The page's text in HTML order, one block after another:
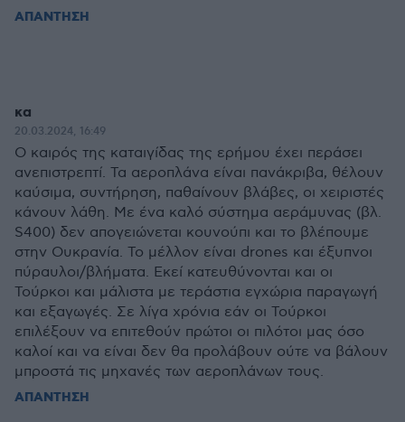
ΑΠΑΝΤΗΣΗ
κα
20.03.2024, 16:49
Ο καιρός της καταιγίδας της ερήμου έχει περάσει
ανεπιστρεπτί. Τα αεροπλάνα είναι πανάκριβα, θέλουν
καύσιμα, συντήρηση, παθαίνουν βλάβες, οι χειριστές
κάνουν λάθη. Με ένα καλό σύστημα αεράμυνας (βλ.
S400) δεν απογειώνεται κουνούπι και το βλέπουμε
στην Ουκρανία. Το μέλλον είναι drones και έξυπνοι
πύραυλοι/βλήματα. Εκεί κατευθύνονται και οι
Τούρκοι και μάλιστα με τεράστια εγχώρια παραγωγή
και εξαγωγές. Σε λίγα χρόνια εάν οι Τούρκοι
επιλέξουν να επιτεθούν πρώτοι οι πιλότοι μας όσο
καλοί και να είναι δεν θα προλάβουν ούτε να βάλουν
μπροστά τις μηχανές των αεροπλάνων τους.
ΑΠΑΝΤΗΣΗ